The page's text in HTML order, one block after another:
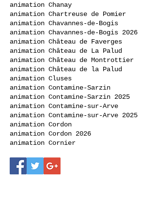
animation Chanay
animation Chartreuse de Pomier
animation Chavannes-de-Bogis
animation Chavannes-de-Bogis 2026
animation Château de Faverges
animation Château de La Palud
animation Château de Montrottier
animation Château de la Palud
animation Cluses
animation Contamine-Sarzin
animation Contamine-Sarzin 2025
animation Contamine-sur-Arve
animation Contamine-sur-Arve 2025
animation Cordon
animation Cordon 2026
animation Cornier